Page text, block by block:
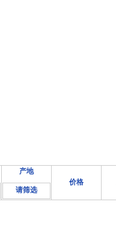
产地
请筛选
价格